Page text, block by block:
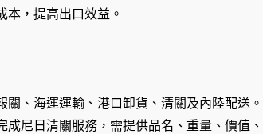
本，提高出口效益。
、海運運輸、港口卸貨、清關及內陸配送。
尼日清關服務，需提供品名、重量、價值、